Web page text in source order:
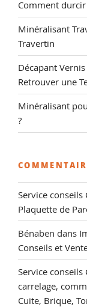
Comment
Minéralisant
Travertin
Décapant
Retrouver une
Minéralisant
?
Service conseils
Plaquette de
Bénaben dans
Conseils et
Service conseils
carrelage,
Cuite, Brique,